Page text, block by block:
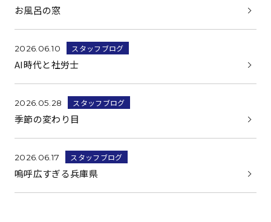
お風呂の窓
2026.06.10 スタッフブログ
AI時代と社労士
2026.05.28 スタッフブログ
季節の変わり目
2026.06.17 スタッフブログ
嗚呼広すぎる兵庫県